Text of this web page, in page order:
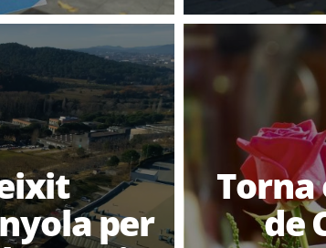
per
Torna
de